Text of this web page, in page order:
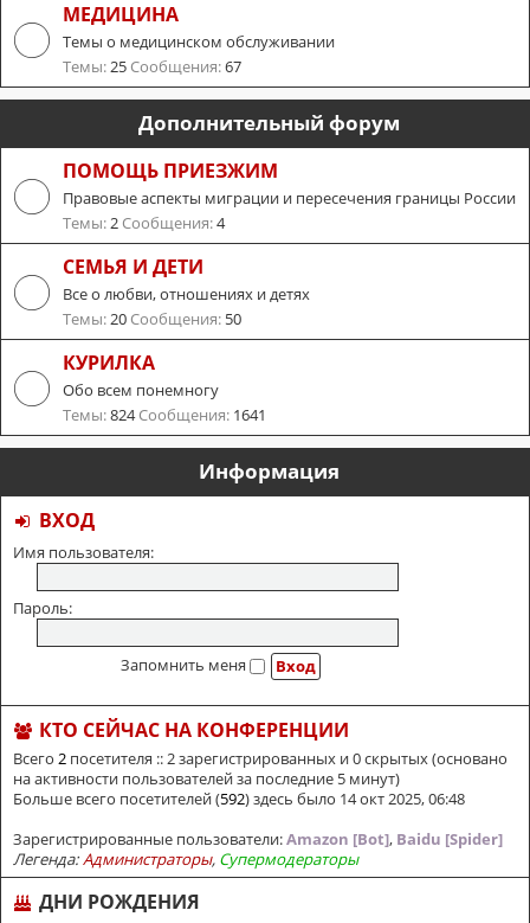
МЕДИЦИНА
Темы о медицинском обслуживании
Темы:25 Сообщения:67
Дополнительный форум
ПОМОЩЬ ПРИЕЗЖИМ
Правовые аспекты миграции и пересечения границы России
Темы:2 Сообщения:4
СЕМЬЯ И ДЕТИ
Все о любви, отношениях и детях
Темы:20 Сообщения: 50
КУРИЛКА
Обо всем понемногу
Темы:824Сообщения: 1641
Информация
ВХОД
Имя пользователя:
Пароль:
Запомнить меня
КТО СЕЙЧАС НА КОНФЕРЕНЦИИ
Всего 2 посетителя :: 2 зарегистрированных и 0 скрытых (основано
на активности пользователей за последние 5 минут)
Больше всего посетителей (592) здесь было 14 окт 2025, 06:48
Зарегистрированные пользователи:Amazon [Bot], Baidu [Spider]
Легенда:Администраторы, Супермодераторы
ДНИ РОЖДЕНИЯ